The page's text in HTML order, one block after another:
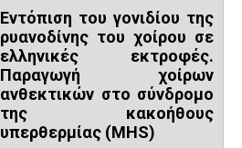
Εντόπιση του γονιδίου της
ρυανοδίνης του χοίρου σε
ελληνικές εκτροφές.
Παραγωγή χοίρων
ανθεκτικών στο σύνδρομο
της κακοήθους
υπερθερμίας (ΜΗS)